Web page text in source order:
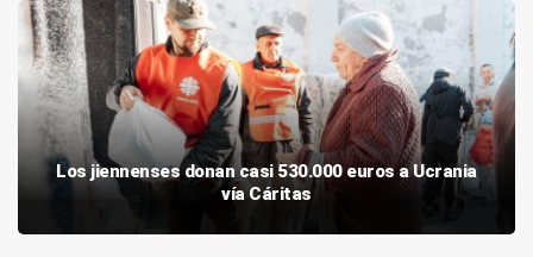
Los jiennenses donan casi 530.000 euros a Ucrania
vía Cáritas